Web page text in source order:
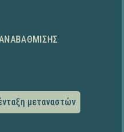
μεταναστών